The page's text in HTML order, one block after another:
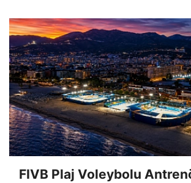
FIVB Plaj Voleybolu